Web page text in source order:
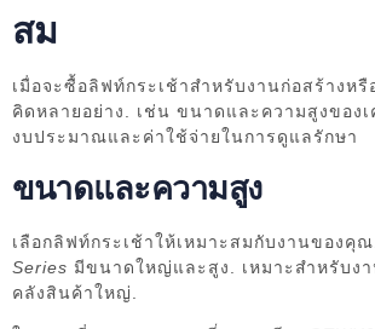
สม
เมื่อจะซื้อลิฟท์กระเช้าสำหรับงานก่อสร้างห
คิดหลายอย่าง. เช่น ขนาดและความสูงของเ
งบประมาณและค่าใช้จ่ายในการดูแลรักษา
ขนาดและความสูง
เลือกลิฟท์กระเช้าให้เหมาะสมกับงานของคุณ.
Series มีขนาดใหญ่และสูง. เหมาะสำหรับง
คลังสินค้าใหญ่.